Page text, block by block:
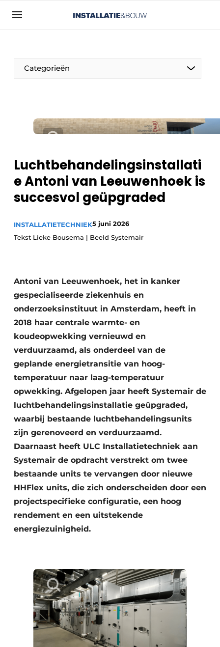
Aanmelden
Bedrijven
Contact
Installatie & Bouw | Platform over
Meest gelezen
Nieuwsbrief
Podcasts
Privacy / Cookie statement
Vacature aanmelden
Categorieën
Luchtbehandelingsinstallati
e Antoni van Leeuwenhoek is
succesvol geüpgraded
INSTALLATIETECHNIEK5 juni 2026
Tekst Lieke Bousema | Beeld Systemair
Antoni van Leeuwenhoek, het in kanker
gespecialiseerde ziekenhuis en
onderzoeksinstituut in Amsterdam, heeft in
2018 haar centrale warmte- en
koudeopwekking vernieuwd en
verduurzaamd, als onderdeel van de
geplande energietransitie van hoog-
temperatuur naar laag-temperatuur
opwekking. Afgelopen jaar heeft Systemair de
luchtbehandelingsinstallatie geüpgraded,
waarbij bestaande luchtbehandelingsunits
zijn gerenoveerd en verduurzaamd.
Daarnaast heeft ULC Installatietechniek aan
Systemair de opdracht verstrekt om twee
bestaande units te vervangen door nieuwe
HHFlex units, die zich onderscheiden door een
projectspecifieke configuratie, een hoog
rendement en een uitstekende
energiezuinigheid.